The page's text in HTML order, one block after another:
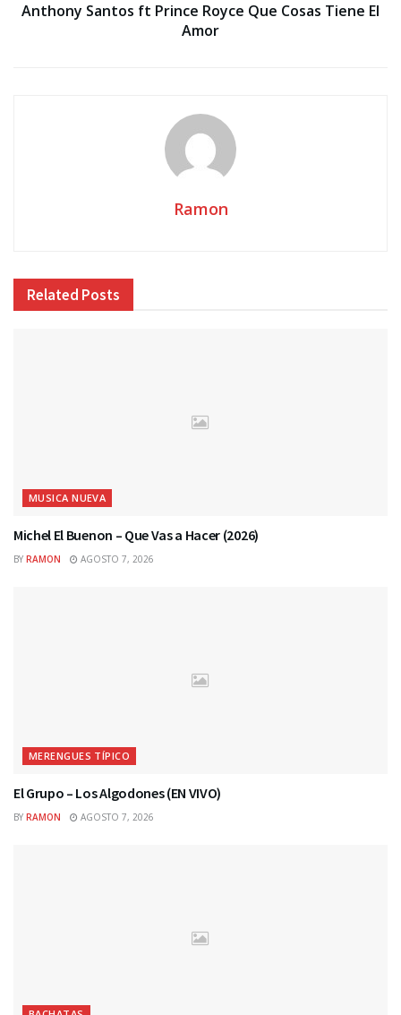
Anthony Santos ft Prince Royce Que Cosas Tiene El
Amor
Ramon
Related Posts
MUSICA NUEVA
Michel El Buenon – Que Vas a Hacer (2026)
BY RAMON AGOSTO 7, 2026
MERENGUES TÍPICO
El Grupo – Los Algodones (EN VIVO)
BY RAMON AGOSTO 7, 2026